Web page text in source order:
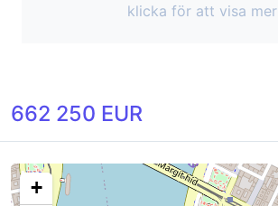
klicka för att visa mer
662 250 EUR
+